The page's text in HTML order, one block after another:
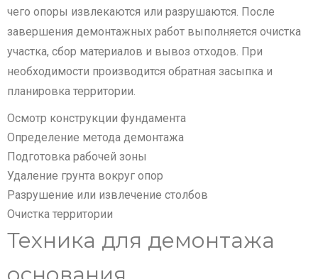
чего опоры извлекаются или разрушаются. После
завершения демонтажных работ выполняется очистка
участка, сбор материалов и вывоз отходов. При
необходимости производится обратная засыпка и
планировка территории.
Осмотр конструкции фундамента
Определение метода демонтажа
Подготовка рабочей зоны
Удаление грунта вокруг опор
Разрушение или извлечение столбов
Очистка территории
Техника для демонтажа